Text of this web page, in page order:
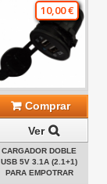
10,00 €
Comprar
Ver
CARGADOR DOBLE
USB 5V 3.1A (2.1+1)
PARA EMPOTRAR